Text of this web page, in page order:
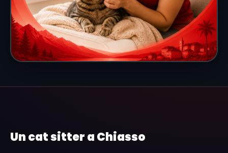
Un cat sitter a Chiasso